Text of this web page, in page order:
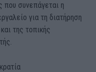
που συνεπάγεται η
για τη διατήρηση
της τοπικής